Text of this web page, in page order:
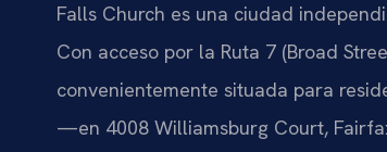
Falls Church es una ciudad
Con acceso por la Ruta 7 (Broad
convenientemente situada para
—en 4008 Williamsburg Court,